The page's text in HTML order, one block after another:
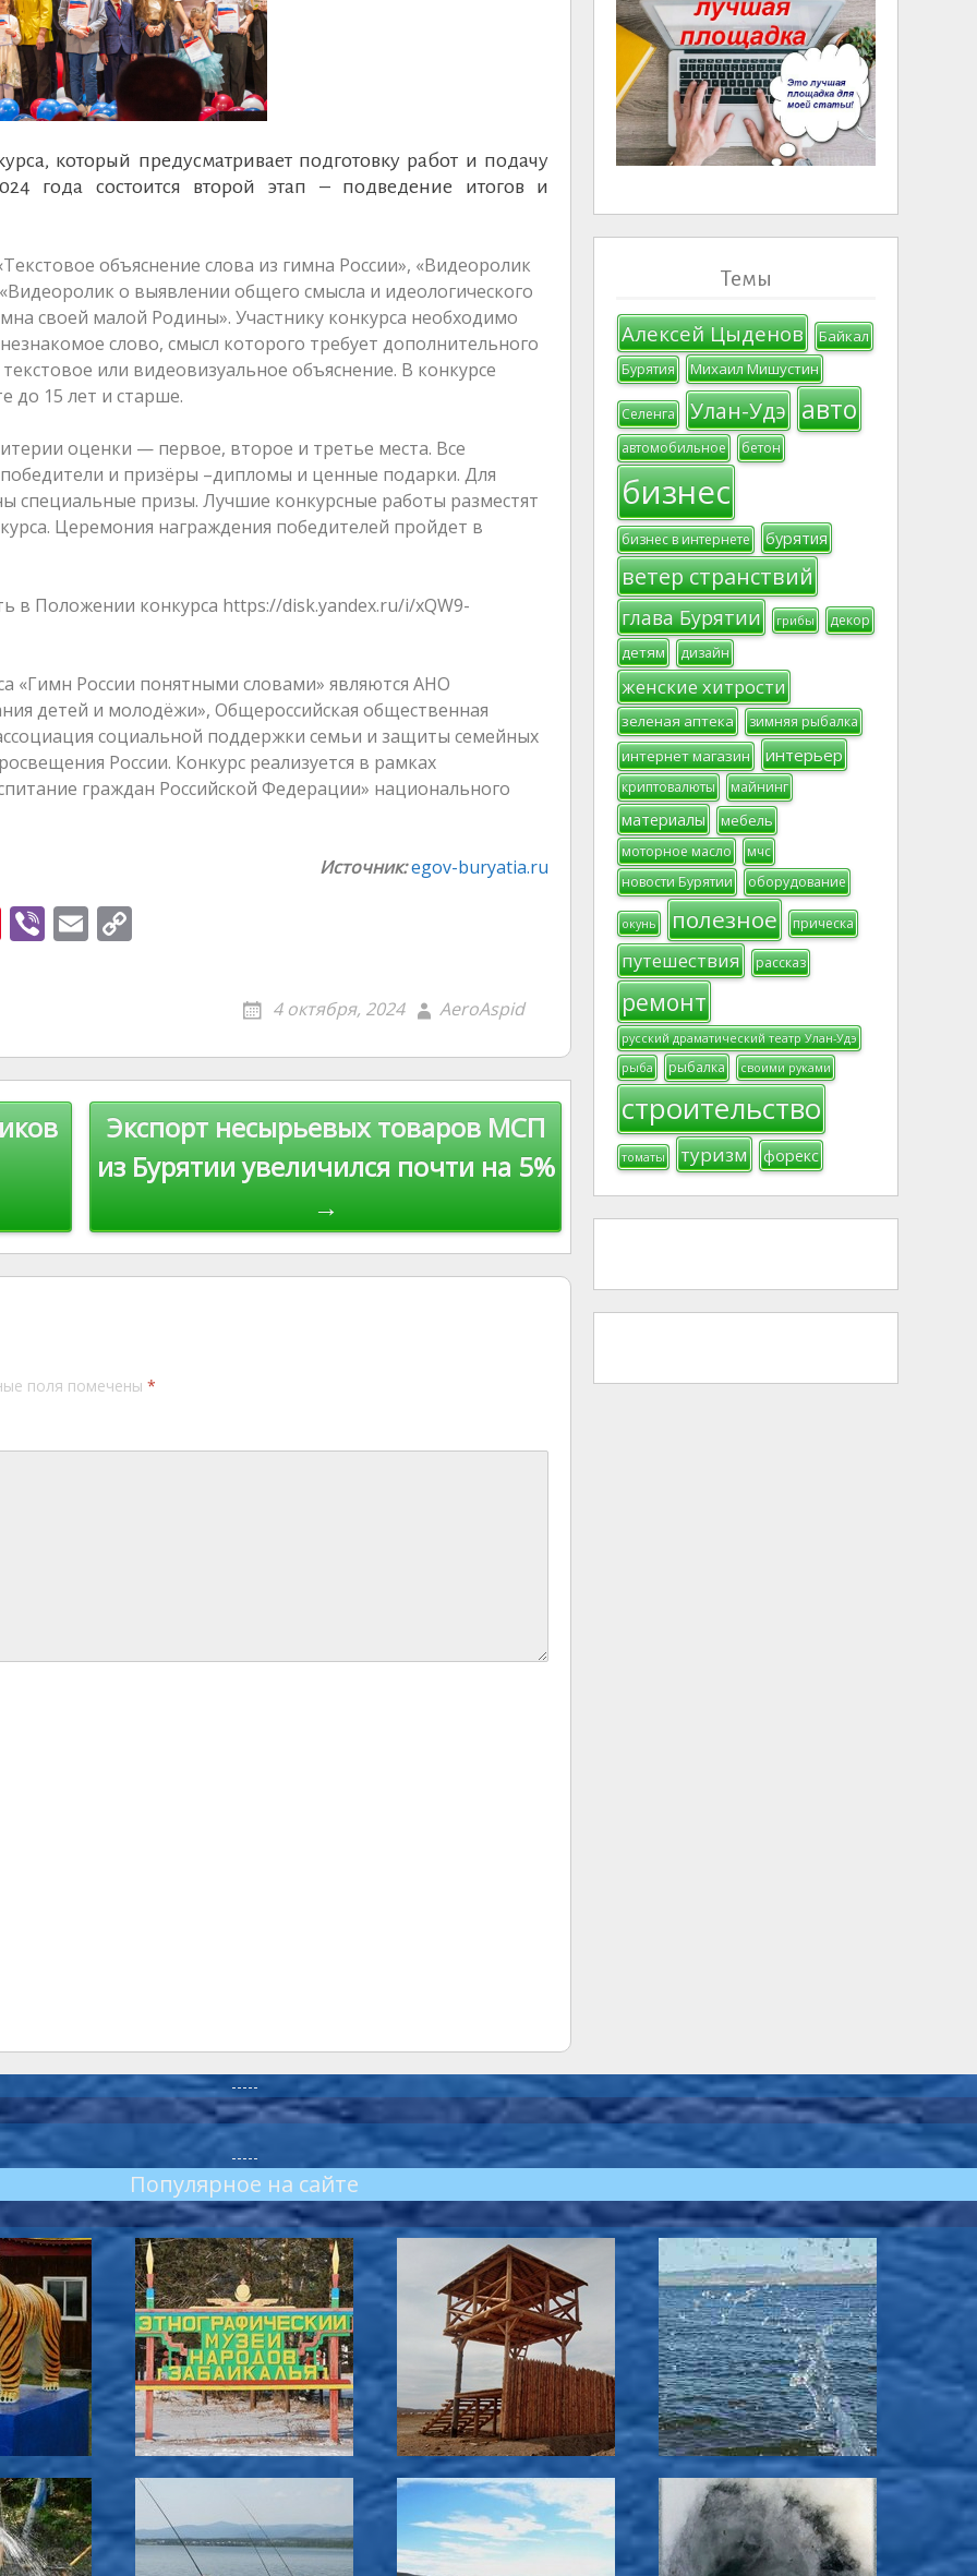
который предусматривает подготовку работ и подачу
года состоится второй этап – подведение итогов и
объяснение слова из гимна России», «Видеоролик
о выявлении общего смысла и идеологического
своей малой Родины». Участнику конкурса необходимо
слово, смысл которого требует дополнительного
или видеовизуальное объяснение. В конкурсе
до 15 лет и старше.
оценки — первое, второе и третье места. Все
и призёры –дипломы и ценные подарки. Для
специальные призы. Лучшие конкурсные работы разместят
Церемония награждения победителей пройдет в
Положении конкурса https://disk.yandex.ru/i/xQW9-
«Гимн России понятными словами» являются АНО
детей и молодёжи», Общероссийская общественная
социальной поддержки семьи и защиты семейных
России. Конкурс реализуется в рамках
граждан Российской Федерации» национального
Источник:egov-buryatia.ru
Pi
st
Vi E
Li
n
k
4 октября, 2024 AeroAspid
Экспорт несырьевых товаров МСП
из Бурятии увеличился почти на 5%
→
поля помечены *
Темы
Алексей Цыденов Байкал
Бурятия Михаил Мишустин
Селенга Улан-Удэ авто
автомобильное бетон
бизнес
бизнес в интернете бурятия
ветер странствий
глава Бурятии грибы декор
детям дизайн
женские хитрости
зеленая аптека зимняя рыбалка
интернет магазин интерьер
криптовалюты майнинг
материалы мебель
моторное масло
мчс
новости Бурятии
оборудование
окунь полезное прическа
путешествия рассказ
ремонт
русский драматический театр Улан-Удэ
рыба
рыбалка своими руками
строительство
томаты туризм форекс
-----
-----
Популярное на сайте